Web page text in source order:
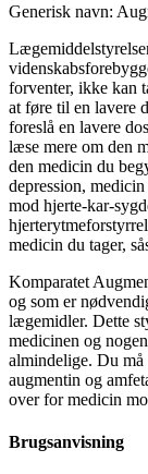
Generisk navn:
forventer, ikke kan
at føre til en lavere
foreslå en lavere
læse mere om den
den medicin du
depression,
mod hjerte-kar-
medicin du tager,
Komparatet
og som er
lægemidler. Dette
medicinen og
almindelige. Du må
augmentin og
over for medicin
Brugsanvisning